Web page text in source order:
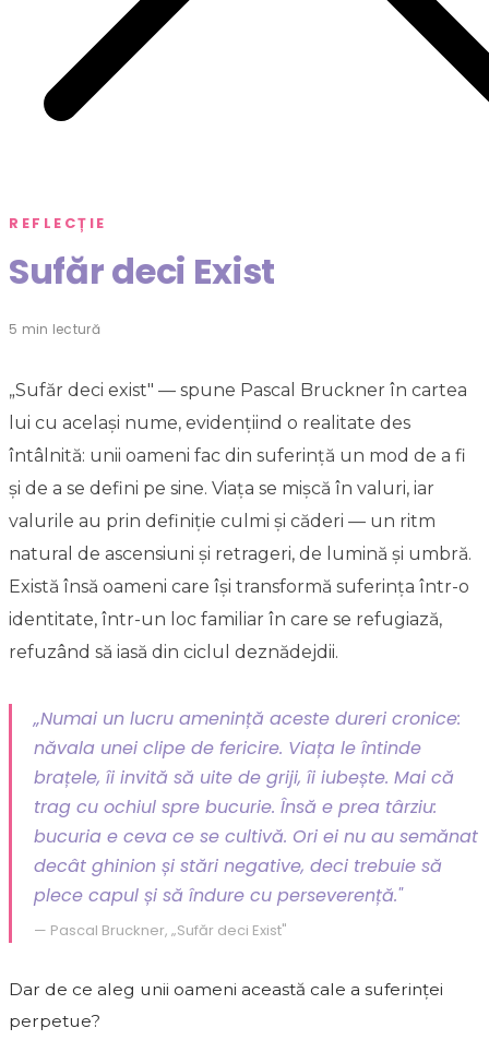
REFLECȚIE
Sufăr deci Exist
5 min lectură
„Sufăr deci exist" — spune Pascal Bruckner în cartea
lui cu același nume, evidențiind o realitate des
întâlnită: unii oameni fac din suferință un mod de a fi
și de a se defini pe sine. Viața se mișcă în valuri, iar
valurile au prin definiție culmi și căderi — un ritm
natural de ascensiuni și retrageri, de lumină și umbră.
Există însă oameni care își transformă suferința într-o
identitate, într-un loc familiar în care se refugiază,
refuzând să iasă din ciclul deznădejdii.
„Numai un lucru amenință aceste dureri cronice:
năvala unei clipe de fericire. Viața le întinde
brațele, îi invită să uite de griji, îi iubește. Mai că
trag cu ochiul spre bucurie. Însă e prea târziu:
bucuria e ceva ce se cultivă. Ori ei nu au semănat
decât ghinion și stări negative, deci trebuie să
plece capul și să îndure cu perseverență."
— Pascal Bruckner, „Sufăr deci Exist"
Dar de ce aleg unii oameni această cale a suferinței
perpetue?